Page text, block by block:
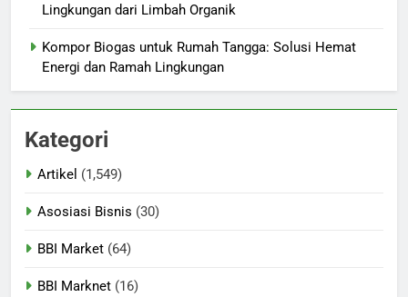
Lingkungan dari Limbah Organik
Kompor Biogas untuk Rumah Tangga: Solusi Hemat
Energi dan Ramah Lingkungan
Kategori
Artikel (1,549)
Asosiasi Bisnis (30)
BBI Market (64)
BBI Marknet (16)